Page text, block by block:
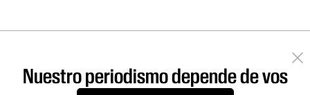
Nuestro periodismo depende de vos